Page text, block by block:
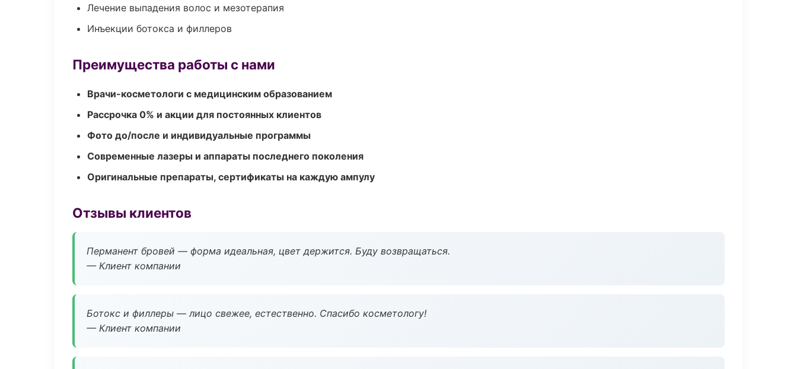
Лечение выпадения волос и мезотерапия
Инъекции ботокса и филлеров
Преимущества работы с нами
Врачи-косметологи с медицинским образованием
Рассрочка 0% и акции для постоянных клиентов
Фото до/после и индивидуальные программы
Современные лазеры и аппараты последнего поколения
Оригинальные препараты, сертификаты на каждую ампулу
Отзывы клиентов
Перманент бровей — форма идеальная, цвет держится. Буду возвращаться.
— Клиент компании
Ботокс и филлеры — лицо свежее, естественно. Спасибо косметологу!
— Клиент компании